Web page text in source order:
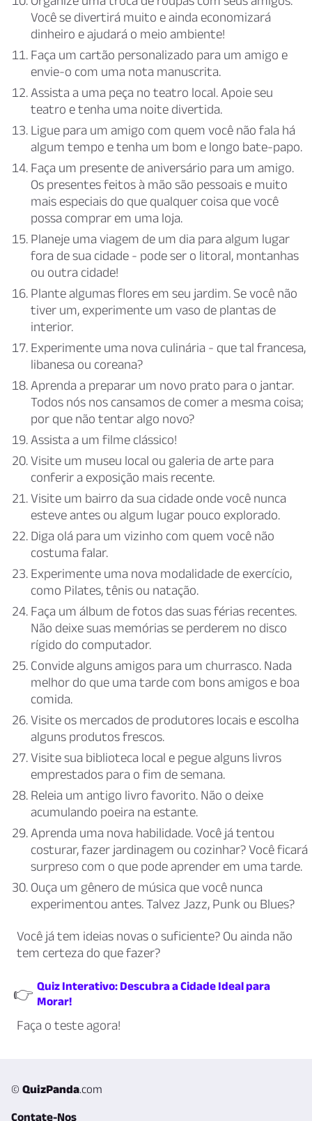
Você se divertirá muito e ainda economizará
dinheiro e ajudará o meio ambiente!
Faça um cartão personalizado para um amigo e
envie-o com uma nota manuscrita.
Assista a uma peça no teatro local. Apoie seu
teatro e tenha uma noite divertida.
Ligue para um amigo com quem você não fala há
algum tempo e tenha um bom e longo bate-papo.
Faça um presente de aniversário para um amigo.
Os presentes feitos à mão são pessoais e muito
mais especiais do que qualquer coisa que você
possa comprar em uma loja.
Planeje uma viagem de um dia para algum lugar
fora de sua cidade - pode ser o litoral, montanhas
ou outra cidade!
Plante algumas flores em seu jardim. Se você não
tiver um, experimente um vaso de plantas de
interior.
Experimente uma nova culinária - que tal francesa,
libanesa ou coreana?
Aprenda a preparar um novo prato para o jantar.
Todos nós nos cansamos de comer a mesma coisa;
por que não tentar algo novo?
Assista a um filme clássico!
Visite um museu local ou galeria de arte para
conferir a exposição mais recente.
Visite um bairro da sua cidade onde você nunca
esteve antes ou algum lugar pouco explorado.
Diga olá para um vizinho com quem você não
costuma falar.
Experimente uma nova modalidade de exercício,
como Pilates, tênis ou natação.
Faça um álbum de fotos das suas férias recentes.
Não deixe suas memórias se perderem no disco
rígido do computador.
Convide alguns amigos para um churrasco. Nada
melhor do que uma tarde com bons amigos e boa
comida.
Visite os mercados de produtores locais e escolha
alguns produtos frescos.
Visite sua biblioteca local e pegue alguns livros
emprestados para o fim de semana.
Releia um antigo livro favorito. Não o deixe
acumulando poeira na estante.
Aprenda uma nova habilidade. Você já tentou
costurar, fazer jardinagem ou cozinhar? Você ficará
surpreso com o que pode aprender em uma tarde.
Ouça um gênero de música que você nunca
experimentou antes. Talvez Jazz, Punk ou Blues?
Você já tem ideias novas o suficiente? Ou ainda não
tem certeza do que fazer?
👉 Quiz Interativo: Descubra a Cidade Ideal para
Morar!
Faça o teste agora!
© QuizPanda.com
Contate-Nos